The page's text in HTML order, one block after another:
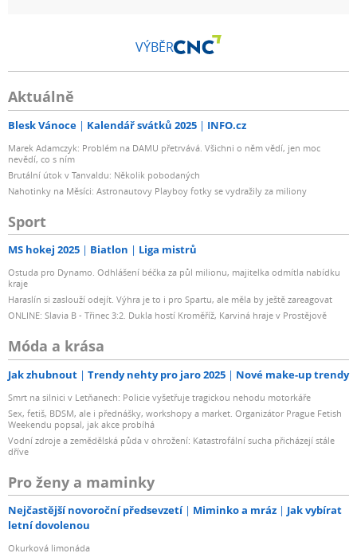
VÝBĚR
Aktuálně
Blesk Vánoce Kalendář svátků 2025 INFO.cz
Marek Adamczyk: Problém na DAMU přetrvává. Všichni o něm vědí, jen moc
nevědí, co s ním
Brutální útok v Tanvaldu: Několik pobodaných
Nahotinky na Měsíci: Astronautovy Playboy fotky se vydražily za miliony
Sport
MS hokej 2025 Biatlon Liga mistrů
Ostuda pro Dynamo. Odhlášení béčka za půl milionu, majitelka odmítla nabídku
kraje
Haraslín si zaslouží odejít. Výhra je to i pro Spartu, ale měla by ještě zareagovat
ONLINE: Slavia B - Třinec 3:2. Dukla hostí Kroměříž, Karviná hraje v Prostějově
Móda a krása
Jak zhubnout Trendy nehty pro jaro 2025 Nové make-up trendy
Smrt na silnici v Letňanech: Policie vyšetřuje tragickou nehodu motorkáře
Sex, fetiš, BDSM, ale i přednášky, workshopy a market. Organizátor Prague Fetish
Weekendu popsal, jak akce probíhá
Vodní zdroje a zemědělská půda v ohrožení: Katastrofální sucha přicházejí stále
dříve
Pro ženy a maminky
Nejčastější novoroční předsevzetí Miminko a mráz
Jak vybírat
letní dovolenou
Okurková limonáda